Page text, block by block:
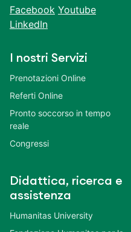
Facebook Youtube
LinkedIn
I nostri Servizi
Prenotazioni Online
Referti Online
Pronto soccorso in tempo
reale
Congressi
Didattica, ricerca e
assistenza
Humanitas University